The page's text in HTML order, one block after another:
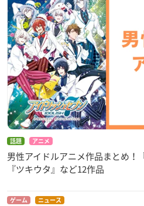
話題 アニメ
男性アイドルアニメ作品まとめ！
『ツキウタ』など12作品
ゲーム ニュース